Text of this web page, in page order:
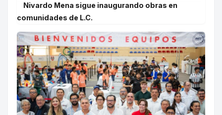
Nivardo Mena sigue inaugurando obras en
comunidades de L.C.